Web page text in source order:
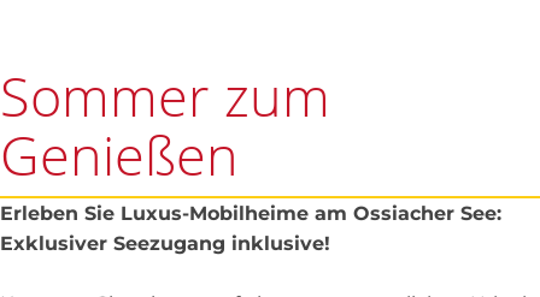
Sommer zum
Genießen
Erleben Sie Luxus-Mobilheime am Ossiacher See:
Exklusiver Seezugang inklusive!